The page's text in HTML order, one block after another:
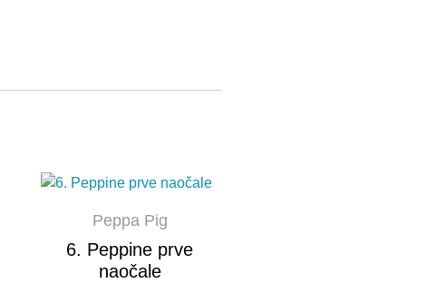
Peppa Pig
6. Peppine prve
naočale